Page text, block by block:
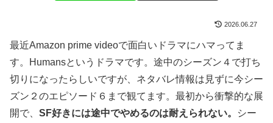
2026.06.27
最近Amazon prime videoで面白いドラマにハマってま
す。Humansというドラマです。途中のシーズン４で打ち
切りになったらしいですが、ネタバレ情報は見ずに今シー
ズン２のエピソード６まで観てます。最初から衝撃的な展
開で、 SF好きには途中でやめるのは耐えられない。
シー